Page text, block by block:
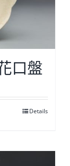
口盤
Details